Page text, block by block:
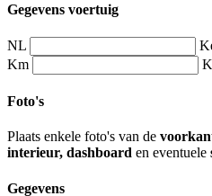
Gegevens voertuig
NL
Km
Foto's
Plaats enkele foto's van de
interieur, dashboard en eventuele
Gegevens